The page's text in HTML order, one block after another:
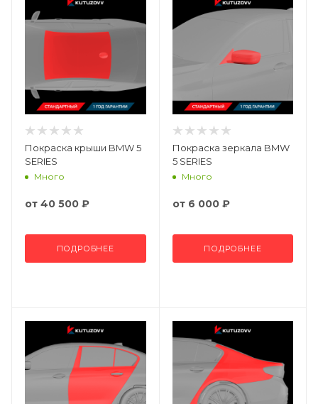
Покраска крыши BMW 5
SERIES
Много
от 40 500 ₽
ПОДРОБНЕЕ
Покраска зеркала BMW
5 SERIES
Много
от 6 000 ₽
ПОДРОБНЕЕ